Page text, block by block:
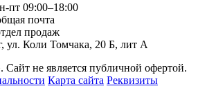
пт 09:00–18:00
почта
продаж
ул. Коли Томчака, 20 Б, лит А
не является публичной офертой.
Карта сайта Реквизиты